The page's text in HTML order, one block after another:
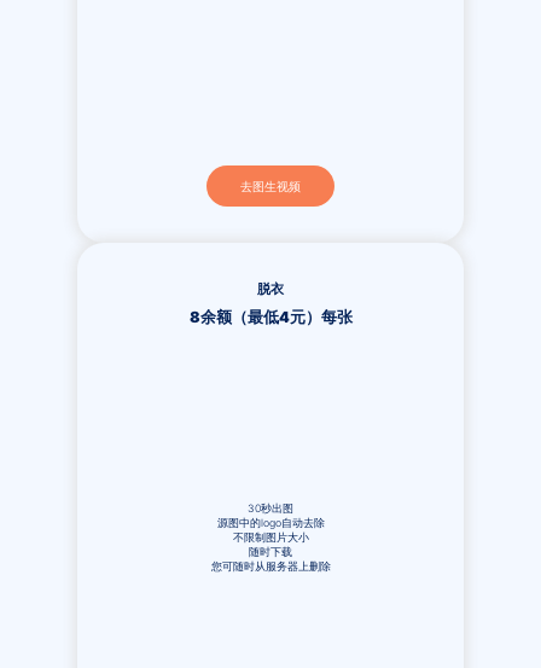
去图生视频
脱衣
8余额（最低4元）每张
30秒出图
源图中的logo自动去除
不限制图片大小
随时下载
您可随时从服务器上删除